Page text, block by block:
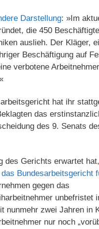
Darstellung: »Im
die 450
auslieh. Der Kläger,
Beschäftigung auf
verbotene
hat ihr
das
des 9. Senats
des Gerichts erwartet
Bundesarbeitsgericht
gegen das
unbefristet
nunmehr zwei Jahren in
nur noch